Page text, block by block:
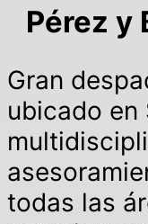
Pérez y
Gran
ubicado en
todas las